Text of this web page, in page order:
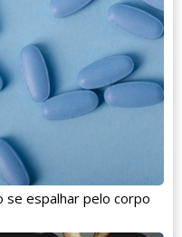
se espalhar pelo corpo